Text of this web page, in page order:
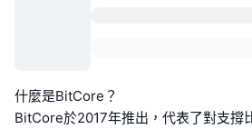
什麼是BitCore？
BitCore於2017年推出，代表了對支撐